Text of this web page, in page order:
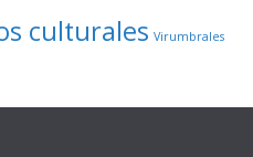
culturales Virumbrales